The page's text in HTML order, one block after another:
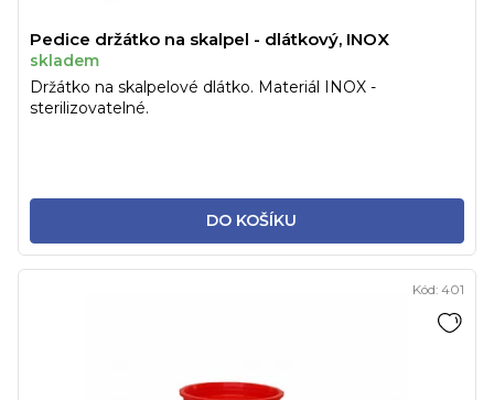
Pedice držátko na skalpel - dlátkový, INOX
skladem
DO KOŠÍKU
Držátko na skalpelové dlátko. Materiál INOX -
sterilizovatelné.
Kód: 401